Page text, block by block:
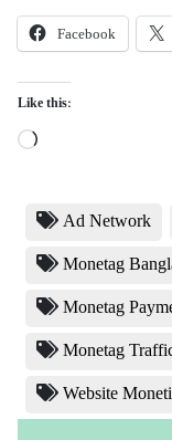
Facebook
Like this:
Loading…
Ad Network
Monetag
Monetag
Monetag
Website